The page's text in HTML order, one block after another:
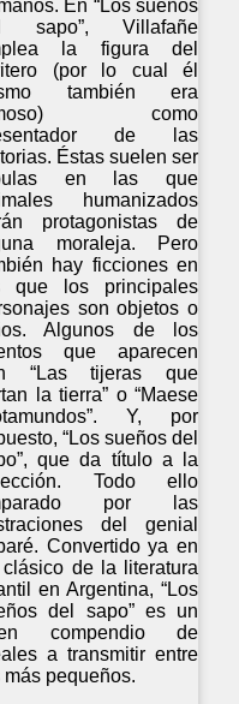
En “Los sueños
sapo”, Villafañe
la figura del
(por lo cual él
también era
como
de las
Éstas suelen ser
en las que
humanizados
protagonistas de
moraleja. Pero
hay ficciones en
que los principales
son objetos o
Algunos de los
que aparecen
“Las tijeras que
la tierra” o “Maese
Y, por
“Los sueños del
que da título a la
Todo ello
por las
del genial
Convertido ya en
clásico de la literatura
en Argentina, “Los
del sapo” es un
compendio de
a transmitir entre
más pequeños.